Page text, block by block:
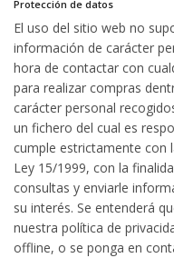
Protección de datos
El uso del sitio web no
información de carácter
hora de contactar con
para realizar compras
carácter personal
un fichero del cual es
cumple estrictamente con
Ley 15/1999, con la
consultas y enviarle
su interés. Se entenderá
nuestra política de
offline, o se ponga en